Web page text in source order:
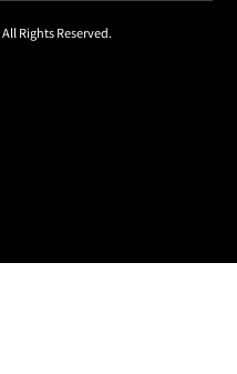
Rights Reserved.